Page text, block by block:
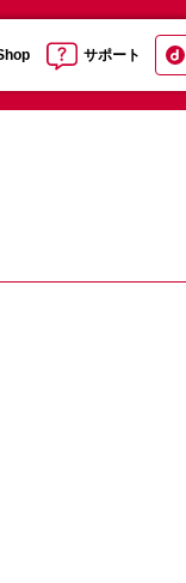
サポート